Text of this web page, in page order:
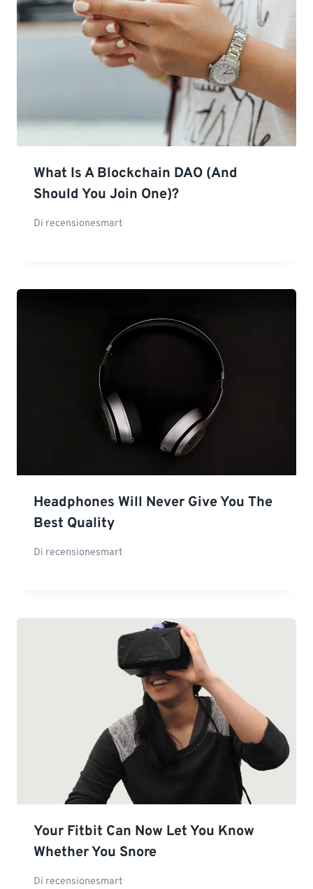
What Is A Blockchain DAO (and
Should You Join One)?
Di recensionesmart
Headphones Will Never Give You The
Best Quality
Di recensionesmart
Your Fitbit Can Now Let You Know
Whether You Snore
Di recensionesmart